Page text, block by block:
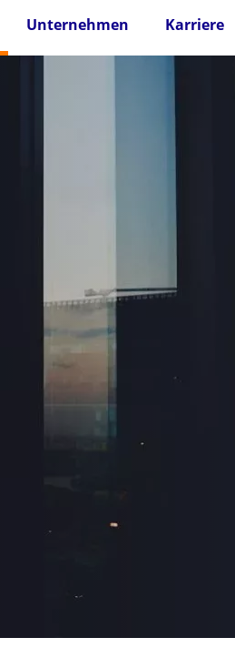
Unternehmen Karriere